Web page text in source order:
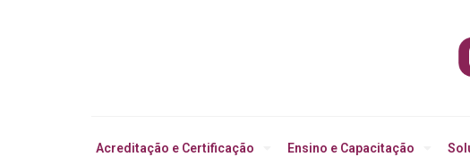
Acreditação e Certificação Ensino e Capacitação